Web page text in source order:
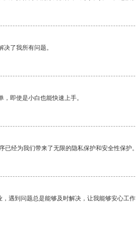
了我所有问题。
即使是小白也能快速上手。
已经为我们带来了无限的隐私保护和安全性保护
遇到问题总是能够及时解决，让我能够安心工